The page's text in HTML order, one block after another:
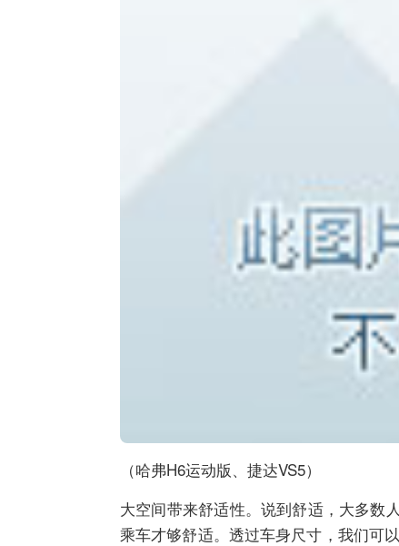
（哈弗H6运动版、捷达VS5）
大空间带来舒适性。说到舒适，大多数
乘车才够舒适。透过车身尺寸，我们可